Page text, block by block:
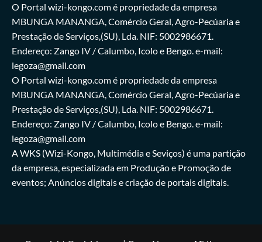
O Portal wizi-kongo.com é propriedade da empresa
MBUNGA MANANGA, Comércio Geral, Agro-Pecúaria e
Prestação de Serviços,(SU), Lda. NIF: 5002986671.
Endereço: Zango IV / Calumbo, Icolo e Bengo. e-mail:
legoza@gmail.com
O Portal wizi-kongo.com é propriedade da empresa
MBUNGA MANANGA, Comércio Geral, Agro-Pecúaria e
Prestação de Serviços,(SU), Lda. NIF: 5002986671.
Endereço: Zango IV / Calumbo, Icolo e Bengo. e-mail:
legoza@gmail.com
A WKS (Wizi-Kongo, Multimédia e Seviços) é uma partição
da empresa, especializada em Produção e Promoção de
eventos; Anúncios digitais e criação de portais digitais.